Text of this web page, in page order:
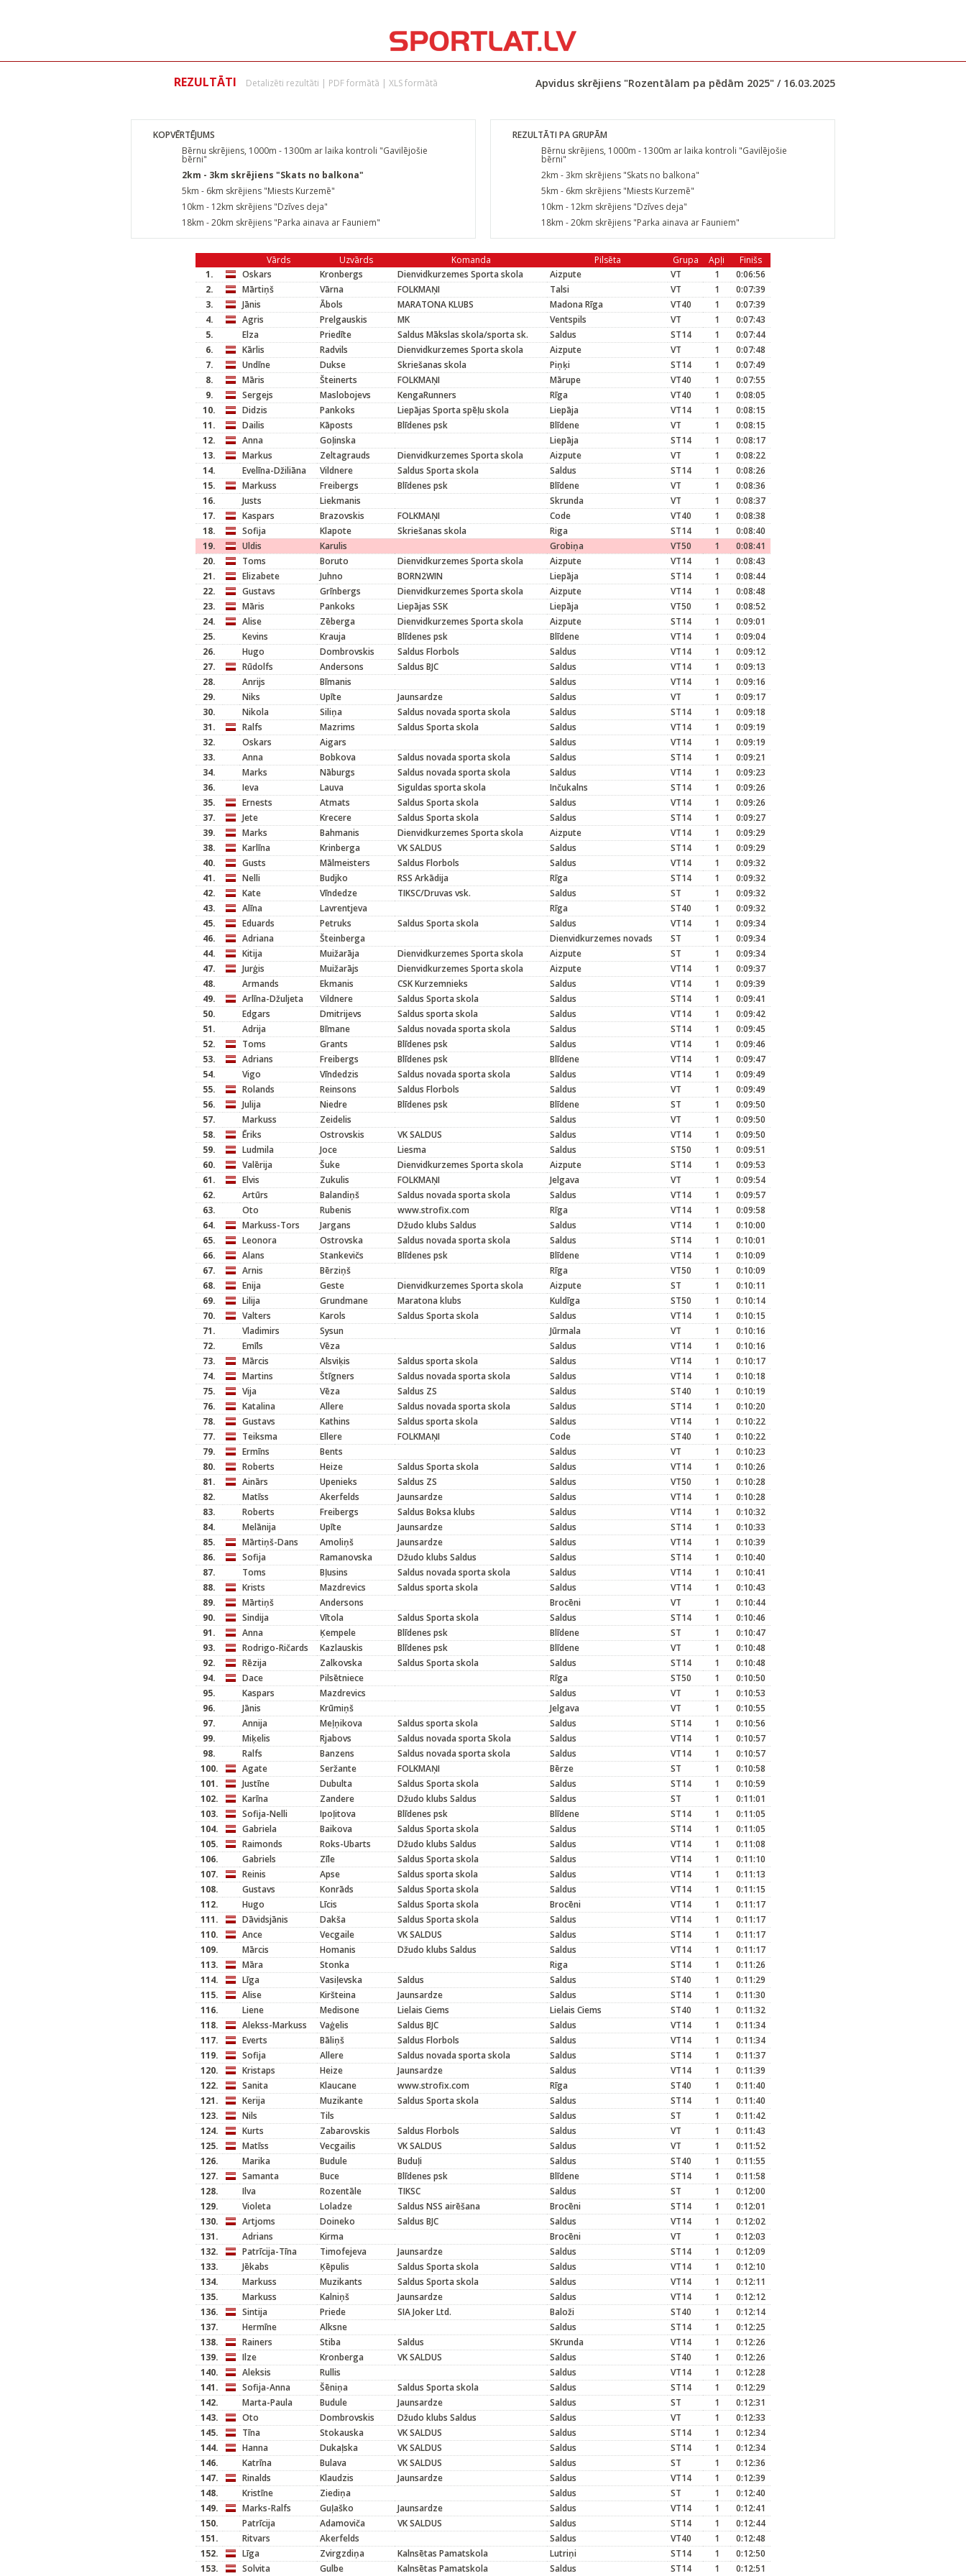
REZULTĀTI Detalizēti rezultāti | PDF formātā | XLS formātā Apvidus skrējiens "Rozentālam pa pēdām 2025" / 16.03.2025
KOPVĒRTĒJUMS
Bērnu skrējiens, 1000m - 1300m ar laika kontroli "Gavilējošie
bērni"
2km - 3km skrējiens "Skats no balkona"
5km - 6km skrējiens "Miests Kurzemē"
10km - 12km skrējiens "Dzīves deja"
18km - 20km skrējiens "Parka ainava ar Fauniem"
REZULTĀTI PA GRUPĀM
Bērnu skrējiens, 1000m - 1300m ar laika kontroli "Gavilējošie
bērni"
2km - 3km skrējiens "Skats no balkona"
5km - 6km skrējiens "Miests Kurzemē"
10km - 12km skrējiens "Dzīves deja"
18km - 20km skrējiens "Parka ainava ar Fauniem"
Vārds Uzvārds Komanda Pilsēta Grupa Apļi
Finišs
1.
Oskars Kronbergs Dienvidkurzemes Sporta skola Aizpute VT 1
0:06:56
2.
Mārtiņš Vārna FOLKMAŅI Talsi VT 1
0:07:39
3.
Jānis Ābols MARATONA KLUBS Madona Rīga VT40 1
0:07:39
4.
Agris Prelgauskis MK Ventspils VT 1
0:07:43
5.
Elza Priedīte Saldus Mākslas skola/sporta sk. Saldus ST14 1
0:07:44
6.
Kārlis Radvils Dienvidkurzemes Sporta skola Aizpute VT 1
0:07:48
7.
Undīne Dukse Skriešanas skola Piņķi ST14 1
0:07:49
8.
Māris Šteinerts FOLKMAŅI Mārupe VT40 1
0:07:55
9.
Sergejs Maslobojevs KengaRunners Rīga VT40 1
0:08:05
10.
Didzis Pankoks Liepājas Sporta spēļu skola Liepāja VT14 1
0:08:15
11.
Dailis Kāposts Blīdenes psk Blīdene VT 1
0:08:15
12.
Anna Goļinska Liepāja ST14 1
0:08:17
13.
Markus Zeltagrauds Dienvidkurzemes Sporta skola Aizpute VT 1
0:08:22
14.
Evelīna-Džiliāna Vildnere Saldus Sporta skola Saldus ST14 1
0:08:26
15.
Markuss Freibergs Blīdenes psk Blīdene VT 1
0:08:36
16.
Justs Liekmanis Skrunda VT 1
0:08:37
17.
Kaspars Brazovskis FOLKMAŅI Code VT40 1
0:08:38
18.
Sofija Klapote Skriešanas skola Riga ST14 1
0:08:40
19.
Uldis Karulis Grobiņa VT50 1
0:08:41
20.
Toms Boruto Dienvidkurzemes Sporta skola Aizpute VT14 1
0:08:43
21.
Elizabete Juhno BORN2WIN Liepāja ST14 1
0:08:44
22.
Gustavs Grīnbergs Dienvidkurzemes Sporta skola Aizpute VT14 1
0:08:48
23.
Māris Pankoks Liepājas SSK Liepāja VT50 1
0:08:52
24.
Alise Zēberga Dienvidkurzemes Sporta skola Aizpute ST14 1
0:09:01
25.
Kevins Krauja Blīdenes psk Blīdene VT14 1
0:09:04
26.
Hugo Dombrovskis Saldus Florbols Saldus VT14 1
0:09:12
27.
Rūdolfs Andersons Saldus BJC Saldus VT14 1
0:09:13
28.
Anrijs Bīmanis Saldus VT14 1
0:09:16
29.
Niks Upīte Jaunsardze Saldus VT 1
0:09:17
30.
Nikola Siliņa Saldus novada sporta skola Saldus ST14 1
0:09:18
31.
Ralfs Mazrims Saldus Sporta skola Saldus VT14 1
0:09:19
32.
Oskars Aigars Saldus VT14 1
0:09:19
33.
Anna Bobkova Saldus novada sporta skola Saldus ST14 1
0:09:21
34.
Marks Nāburgs Saldus novada sporta skola Saldus VT14 1
0:09:23
36.
Ieva Lauva Siguldas sporta skola Inčukalns ST14 1
0:09:26
35.
Ernests Atmats Saldus Sporta skola Saldus VT14 1
0:09:26
37.
Jete Krecere Saldus Sporta skola Saldus ST14 1
0:09:27
39.
Marks Bahmanis Dienvidkurzemes Sporta skola Aizpute VT14 1
0:09:29
38.
Karlīna Krinberga VK SALDUS Saldus ST14 1
0:09:29
40.
Gusts Mālmeisters Saldus Florbols Saldus VT14 1
0:09:32
41.
Nelli Budjko RSS Arkādija Rīga ST14 1
0:09:32
42.
Kate Vīndedze TIKSC/Druvas vsk. Saldus ST 1
0:09:32
43.
Alīna Lavrentjeva Rīga ST40 1
0:09:32
45.
Eduards Petruks Saldus Sporta skola Saldus VT14 1
0:09:34
46.
Adriana Šteinberga Dienvidkurzemes novads ST 1
0:09:34
44.
Kitija Muižarāja Dienvidkurzemes Sporta skola Aizpute ST 1
0:09:34
47.
Jurģis Muižarājs Dienvidkurzemes Sporta skola Aizpute VT14 1
0:09:37
48.
Armands Ekmanis CSK Kurzemnieks Saldus VT14 1
0:09:39
49.
Arlīna-Džuljeta Vildnere Saldus Sporta skola Saldus ST14 1
0:09:41
50.
Edgars Dmitrijevs Saldus sporta skola Saldus VT14 1
0:09:42
51.
Adrija Bīmane Saldus novada sporta skola Saldus ST14 1
0:09:45
52.
Toms Grants Blīdenes psk Saldus VT14 1
0:09:46
53.
Adrians Freibergs Blīdenes psk Blīdene VT14 1
0:09:47
54.
Vigo Vīndedzis Saldus novada sporta skola Saldus VT14 1
0:09:49
55.
Rolands Reinsons Saldus Florbols Saldus VT 1
0:09:49
56.
Julija Niedre Blīdenes psk Blīdene ST 1
0:09:50
57.
Markuss Zeidelis Saldus VT 1
0:09:50
58.
Ēriks Ostrovskis VK SALDUS Saldus VT14 1
0:09:50
59.
Ludmila Joce Liesma Saldus ST50 1
0:09:51
60.
Valērija Šuke Dienvidkurzemes Sporta skola Aizpute ST14 1
0:09:53
61.
Elvis Zukulis FOLKMAŅI Jelgava VT 1
0:09:54
62.
Artūrs Balandiņš Saldus novada sporta skola Saldus VT14 1
0:09:57
63.
Oto Rubenis www.strofix.com Rīga VT14 1
0:09:58
64.
Markuss-Tors Jargans Džudo klubs Saldus Saldus VT14 1
0:10:00
65.
Leonora Ostrovska Saldus novada sporta skola Saldus ST14 1
0:10:01
66.
Alans Stankevičs Blīdenes psk Blīdene VT14 1
0:10:09
67.
Arnis Bērziņš Rīga VT50 1
0:10:09
68.
Enija Geste Dienvidkurzemes Sporta skola Aizpute ST 1
0:10:11
69.
Lilija Grundmane Maratona klubs Kuldīga ST50 1
0:10:14
70.
Valters Karols Saldus Sporta skola Saldus VT14 1
0:10:15
71.
Vladimirs Sysun Jūrmala VT 1
0:10:16
72.
Emīls Vēza Saldus VT14 1
0:10:16
73.
Mārcis Alsviķis Saldus sporta skola Saldus VT14 1
0:10:17
74.
Martins Štīgners Saldus novada sporta skola Saldus VT14 1
0:10:18
75.
Vija Vēza Saldus ZS Saldus ST40 1
0:10:19
76.
Katalina Allere Saldus novada sporta skola Saldus ST14 1
0:10:20
78.
Gustavs Kathins Saldus sporta skola Saldus VT14 1
0:10:22
77.
Teiksma Ellere FOLKMAŅI Code ST40 1
0:10:22
79.
Ermīns Bents Saldus VT 1
0:10:23
80.
Roberts Heize Saldus Sporta skola Saldus VT14 1
0:10:26
81.
Ainārs Upenieks Saldus ZS Saldus VT50 1
0:10:28
82.
Matīss Akerfelds Jaunsardze Saldus VT14 1
0:10:28
83.
Roberts Freibergs Saldus Boksa klubs Saldus VT14 1
0:10:32
84.
Melānija Upīte Jaunsardze Saldus ST14 1
0:10:33
85.
Mārtiņš-Dans Amoliņš Jaunsardze Saldus VT14 1
0:10:39
86.
Sofija Ramanovska Džudo klubs Saldus Saldus ST14 1
0:10:40
87.
Toms Bļusins Saldus novada sporta skola Saldus VT14 1
0:10:41
88.
Krists Mazdrevics Saldus sporta skola Saldus VT14 1
0:10:43
89.
Mārtiņš Andersons Brocēni VT 1
0:10:44
90.
Sindija Vītola Saldus Sporta skola Saldus ST14 1
0:10:46
91.
Anna Ķempele Blīdenes psk Blīdene ST 1
0:10:47
93.
Rodrigo-Ričards Kazlauskis Blīdenes psk Blīdene VT 1
0:10:48
92.
Rēzija Zalkovska Saldus Sporta skola Saldus ST14 1
0:10:48
94.
Dace Pilsētniece Rīga ST50 1
0:10:50
95.
Kaspars Mazdrevics Saldus VT 1
0:10:53
96.
Jānis Krūmiņš Jelgava VT 1
0:10:55
97.
Annija Meļņikova Saldus sporta skola Saldus ST14 1
0:10:56
99.
Miķelis Rjabovs Saldus novada sporta Skola Saldus VT14 1
0:10:57
98.
Ralfs Banzens Saldus novada sporta skola Saldus VT14 1
0:10:57
100.
Agate Seržante FOLKMAŅI Bērze ST 1
0:10:58
101.
Justīne Dubulta Saldus Sporta skola Saldus ST14 1
0:10:59
102.
Karīna Zandere Džudo klubs Saldus Saldus ST 1
0:11:01
103.
Sofija-Nelli Ipoļitova Blīdenes psk Blīdene ST14 1
0:11:05
104.
Gabriela Baikova Saldus Sporta skola Saldus ST14 1
0:11:05
105.
Raimonds Roks-Ubarts Džudo klubs Saldus Saldus VT14 1
0:11:08
106.
Gabriels Zīle Saldus Sporta skola Saldus VT14 1
0:11:10
107.
Reinis Apse Saldus sporta skola Saldus VT14 1
0:11:13
108.
Gustavs Konrāds Saldus Sporta skola Saldus VT14 1
0:11:15
112.
Hugo Līcis Saldus Sporta skola Brocēni VT14 1
0:11:17
111.
Dāvidsjānis Dakša Saldus Sporta skola Saldus VT14 1
0:11:17
110.
Ance Vecgaile VK SALDUS Saldus ST14 1
0:11:17
109.
Mārcis Homanis Džudo klubs Saldus Saldus VT14 1
0:11:17
113.
Māra Stonka Riga ST14 1
0:11:26
114.
Līga Vasiļevska Saldus Saldus ST40 1
0:11:29
115.
Alise Kiršteina Jaunsardze Saldus ST14 1
0:11:30
116.
Liene Medisone Lielais Ciems Lielais Ciems ST40 1
0:11:32
118.
Alekss-Markuss Vaģelis Saldus BJC Saldus VT14 1
0:11:34
117.
Everts Bāliņš Saldus Florbols Saldus VT14 1
0:11:34
119.
Sofija Allere Saldus novada sporta skola Saldus ST14 1
0:11:37
120.
Kristaps Heize Jaunsardze Saldus VT14 1
0:11:39
122.
Sanita Klaucane www.strofix.com Rīga ST40 1
0:11:40
121.
Kerija Muzikante Saldus Sporta skola Saldus ST14 1
0:11:40
123.
Nils Tils Saldus ST 1
0:11:42
124.
Kurts Zabarovskis Saldus Florbols Saldus VT 1
0:11:43
125.
Matīss Vecgailis VK SALDUS Saldus VT 1
0:11:52
126.
Marika Budule Buduļi Saldus ST40 1
0:11:55
127.
Samanta Buce Blīdenes psk Blīdene ST14 1
0:11:58
128.
Ilva Rozentāle TIKSC Saldus ST 1
0:12:00
129.
Violeta Loladze Saldus NSS airēšana Brocēni ST14 1
0:12:01
130.
Artjoms Doineko Saldus BJC Saldus VT14 1
0:12:02
131.
Adrians Kirma Brocēni VT 1
0:12:03
132.
Patrīcija-Tīna Timofejeva Jaunsardze Saldus ST14 1
0:12:09
133.
Jēkabs Ķēpulis Saldus Sporta skola Saldus VT14 1
0:12:10
134.
Markuss Muzikants Saldus Sporta skola Saldus VT14 1
0:12:11
135.
Markuss Kalniņš Jaunsardze Saldus VT14 1
0:12:12
136.
Sintija Priede SIA Joker Ltd. Baloži ST40 1
0:12:14
137.
Hermīne Alksne Saldus ST14 1
0:12:25
138.
Rainers Stiba Saldus SKrunda VT14 1
0:12:26
139.
Ilze Kronberga VK SALDUS Saldus ST40 1
0:12:26
140.
Aleksis Rullis Saldus VT14 1
0:12:28
141.
Sofija-Anna Šēniņa Saldus Sporta skola Saldus ST14 1
0:12:29
142.
Marta-Paula Budule Jaunsardze Saldus ST 1
0:12:31
143.
Oto Dombrovskis Džudo klubs Saldus Saldus VT 1
0:12:33
145.
Tīna Stokauska VK SALDUS Saldus ST14 1
0:12:34
144.
Hanna Dukaļska VK SALDUS Saldus ST14 1
0:12:34
146.
Katrīna Bulava VK SALDUS Saldus ST 1
0:12:36
147.
Rinalds Klaudzis Jaunsardze Saldus VT14 1
0:12:39
148.
Kristīne Ziediņa Saldus ST 1
0:12:40
149.
Marks-Ralfs Guļaško Jaunsardze Saldus VT14 1
0:12:41
150.
Patrīcija Adamoviča VK SALDUS Saldus ST14 1
0:12:44
151.
Ritvars Akerfelds Saldus VT40 1
0:12:48
152.
Līga Zvirgzdiņa Kalnsētas Pamatskola Lutriņi ST14 1
0:12:50
153.
Solvita Gulbe Kalnsētas Pamatskola Saldus ST14 1 0:12:51